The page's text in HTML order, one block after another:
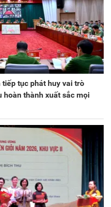
tục phát huy vai trò
hoàn thành xuất sắc mọi